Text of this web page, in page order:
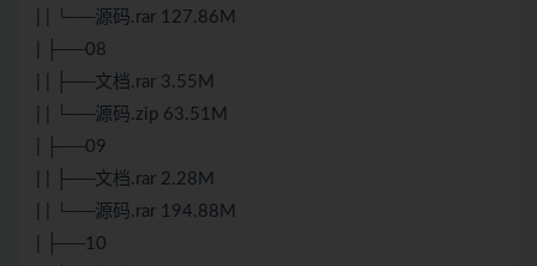
| | └──源码.rar 127.86M
| ├──08
| | ├──文档.rar 3.55M
| | └──源码.zip 63.51M
| ├──09
| | ├──文档.rar 2.28M
| | └──源码.rar 194.88M
| ├──10